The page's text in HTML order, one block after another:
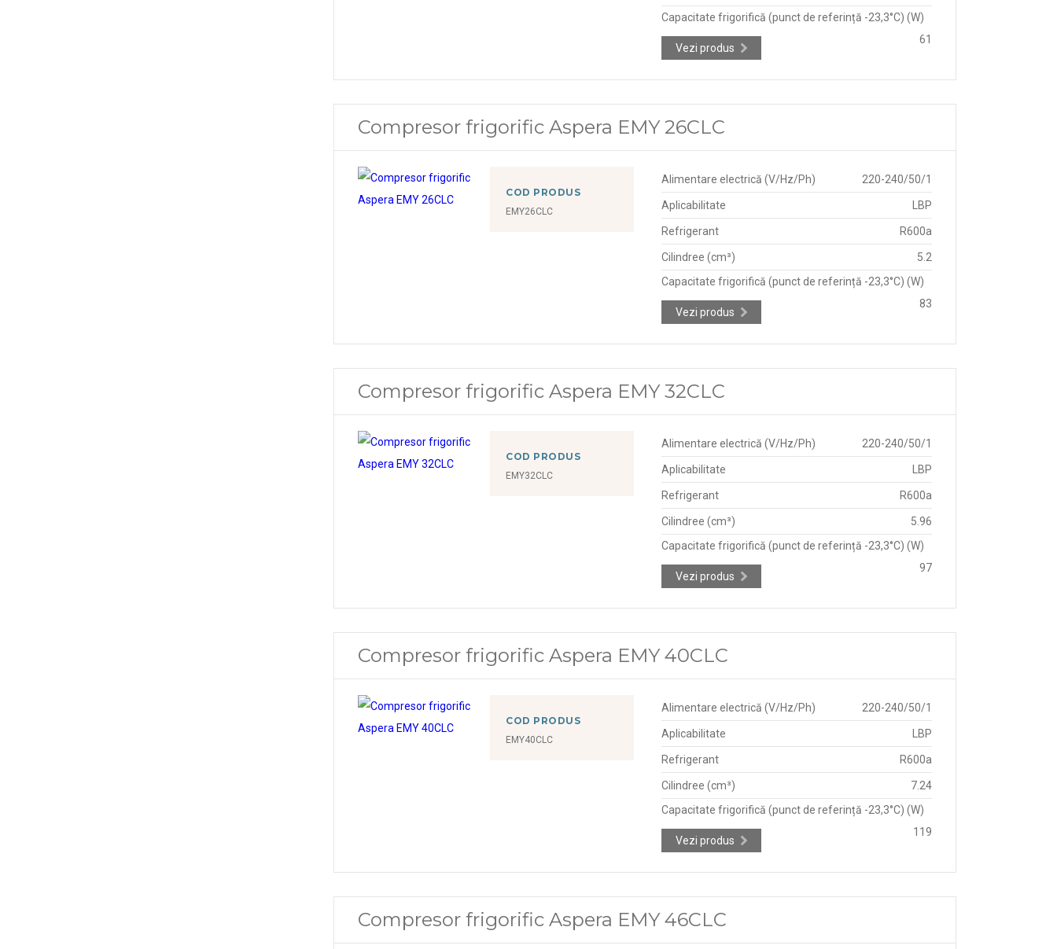
Capacitate frigorifică (punct de referință -23,3°C) (W)
61
Vezi produs
Compresor frigorific Aspera EMY 26CLC
COD PRODUS
EMY26CLC
Alimentare electrică (V/Hz/Ph) 220-240/50/1
Aplicabilitate LBP
Refrigerant R600a
Cilindree (cm³)
5.2
Capacitate frigorifică (punct de referință -23,3°C) (W)
83
Vezi produs
Compresor frigorific Aspera EMY 32CLC
COD PRODUS
EMY32CLC
Alimentare electrică (V/Hz/Ph) 220-240/50/1
Aplicabilitate LBP
Refrigerant R600a
Cilindree (cm³)
5.96
Capacitate frigorifică (punct de referință -23,3°C) (W)
97
Vezi produs
Compresor frigorific Aspera EMY 40CLC
COD PRODUS
EMY40CLC
Alimentare electrică (V/Hz/Ph) 220-240/50/1
Aplicabilitate LBP
Refrigerant R600a
Cilindree (cm³)
7.24
Capacitate frigorifică (punct de referință -23,3°C) (W)
119
Vezi produs
Compresor frigorific Aspera EMY 46CLC